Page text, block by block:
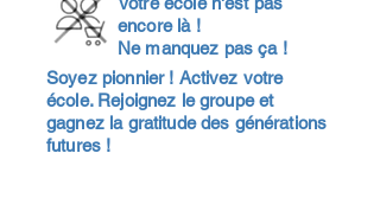
encore là !
Ne manquez pas ça !
Soyez pionnier ! Activez votre
école. Rejoignez le groupe et
gagnez la gratitude des générations
futures !